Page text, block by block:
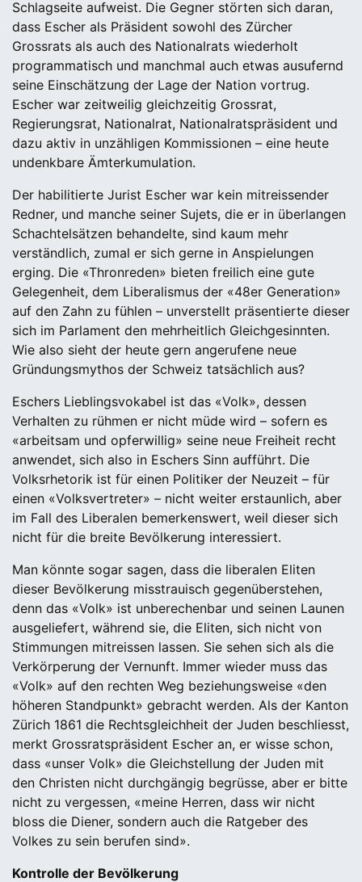
Schlagseite aufweist. Die Gegner störten sich daran,
dass Escher als Präsident sowohl des Zürcher
Grossrats als auch des Nationalrats wiederholt
programmatisch und manchmal auch etwas ausufernd
seine Einschätzung der Lage der Nation vortrug.
Escher war zeitweilig gleichzeitig Grossrat,
Regierungsrat, Nationalrat, Nationalratspräsident und
dazu aktiv in unzähligen Kommissionen – eine heute
undenkbare Ämterkumulation.
Der habilitierte Jurist Escher war kein mitreissender
Redner, und manche seiner Sujets, die er in überlangen
Schachtelsätzen behandelte, sind kaum mehr
verständlich, zumal er sich gerne in Anspielungen
erging. Die «Thronreden» bieten freilich eine gute
Gelegenheit, dem Liberalismus der «48er Generation»
auf den Zahn zu fühlen – unverstellt präsentierte dieser
sich im Parlament den mehrheitlich Gleichgesinnten.
Wie also sieht der heute gern angerufene neue
Gründungsmythos der Schweiz tatsächlich aus?
Eschers Lieblingsvokabel ist das «Volk», dessen
Verhalten zu rühmen er nicht müde wird – sofern es
«arbeitsam und opferwillig» seine neue Freiheit recht
anwendet, sich also in Eschers Sinn aufführt. Die
Volksrhetorik ist für einen Politiker der Neuzeit – für
einen «Volksvertreter» – nicht weiter erstaunlich, aber
im Fall des Liberalen bemerkenswert, weil dieser sich
nicht für die breite Bevölkerung interessiert.
Man könnte sogar sagen, dass die liberalen Eliten
dieser Bevölkerung misstrauisch gegenüberstehen,
denn das «Volk» ist unberechenbar und seinen Launen
ausgeliefert, während sie, die Eliten, sich nicht von
Stimmungen mitreissen lassen. Sie sehen sich als die
Verkörperung der Vernunft. Immer wieder muss das
«Volk» auf den rechten Weg beziehungsweise «den
höheren Standpunkt» gebracht werden. Als der Kanton
Zürich 1861 die Rechtsgleichheit der Juden beschliesst,
merkt Grossratspräsident Escher an, er wisse schon,
dass «unser Volk» die Gleichstellung der Juden mit
den Christen nicht durchgängig begrüsse, aber er bitte
nicht zu vergessen, «meine Herren, dass wir nicht
bloss die Diener, sondern auch die Ratgeber des
Volkes zu sein berufen sind».
Kontrolle der Bevölkerung